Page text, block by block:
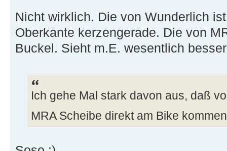
Nicht wirklich. Die von Wunderlich
Oberkante kerzengerade. Die von
Buckel. Sieht m.E. wesentlich
Ich gehe Mal stark davon aus, daß
MRA Scheibe direkt am Bike